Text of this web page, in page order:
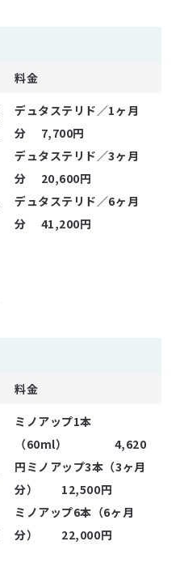
料金
デュタステリド／1ヶ月
分
7,700円
デュタステリド／3ヶ月
分
20,600円
デュタステリド／6ヶ月
分
41,200円
料金
ミノアップ1本
（60ml） 4,620
円 ミノアップ3本（3ヶ月
分） 12,500円
ミノアップ6本（6ヶ月
分） 22,000円